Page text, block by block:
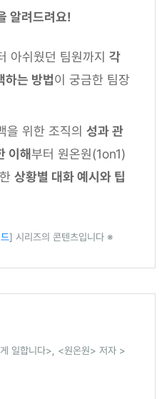
알려드려요!
아쉬웠던 팀원까지 각
하는 방법이 궁금한 팀장
을 위한 조직의 성과 관
이해부터 원온원(1on1)
상황별 대화 예시와 팁
] 시리즈의 콘텐츠입니다 ※
일합니다>, <원온원> 저자 >